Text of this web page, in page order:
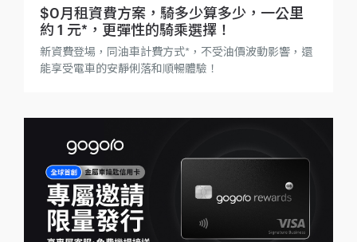
$0月租資費方案，騎多少算多少，一公里
約 1 元*，更彈性的騎乘選擇！
新資費登場，同油車計費方式*，不受油價波動影響，還
能享受電車的安靜俐落和順暢體驗！